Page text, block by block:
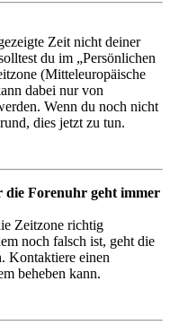
Zeit nicht deiner
du im „Persönlichen
(Mitteleuropäische
dabei nur von
Wenn du noch nicht
dies jetzt zu tun.
die Forenuhr geht immer
Zeitzone richtig
noch falsch ist, geht die
Kontaktiere einen
beheben kann.